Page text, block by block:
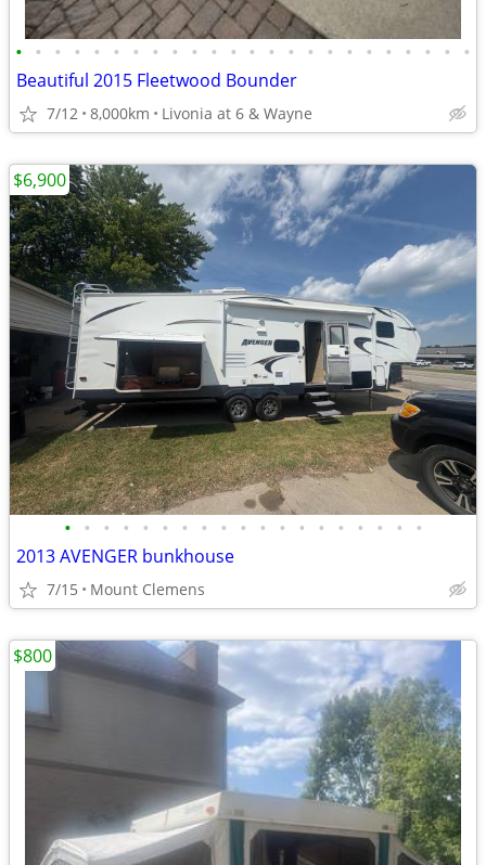
• • • • • • • • • • • • • • • • • • • • • • • •
Beautiful 2015 Fleetwood Bounder
7/12 8,000km Livonia at 6 & Wayne
• • • • • • • • • • • • • • • • • • •
2013 AVENGER bunkhouse
7/15 Mount Clemens
$6,900
$800